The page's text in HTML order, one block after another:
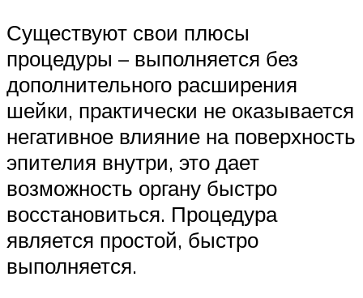
Существуют свои плюсы
процедуры – выполняется без
дополнительного расширения
шейки, практически не оказывается
негативное влияние на поверхность
эпителия внутри, это дает
возможность органу быстро
восстановиться. Процедура
является простой, быстро
выполняется.